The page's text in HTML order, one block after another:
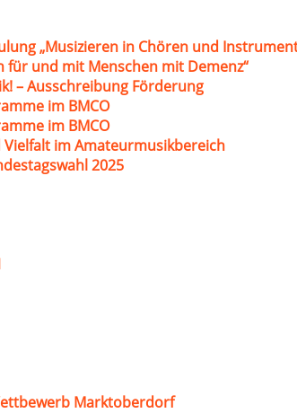
„Musizieren in Chören und
für und mit Menschen mit Demenz“
– Ausschreibung Förderung
im BMCO
im BMCO
im Amateurmusikbereich
2025
Marktoberdorf